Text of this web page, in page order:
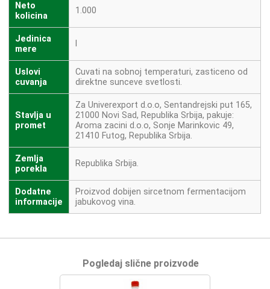
Neto
kolicina
1.000
Jedinica
mere
Uslovi
cuvanja
Cuvati na sobnoj temperaturi, zasticeno od
direktne sunceve svetlosti.
Stavlja u
promet
Za Univerexport d.o.o, Sentandrejski put 165,
21000 Novi Sad, Republika Srbija, pakuje:
Aroma zacini d.o.o, Sonje Marinkovic 49,
21410 Futog, Republika Srbija.
Zemlja
porekla
Republika Srbija.
Dodatne
informacije
Proizvod dobijen sircetnom fermentacijom
jabukovog vina.
Pogledaj slične proizvode